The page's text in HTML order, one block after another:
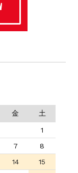
金 土
1
7
8
14
15